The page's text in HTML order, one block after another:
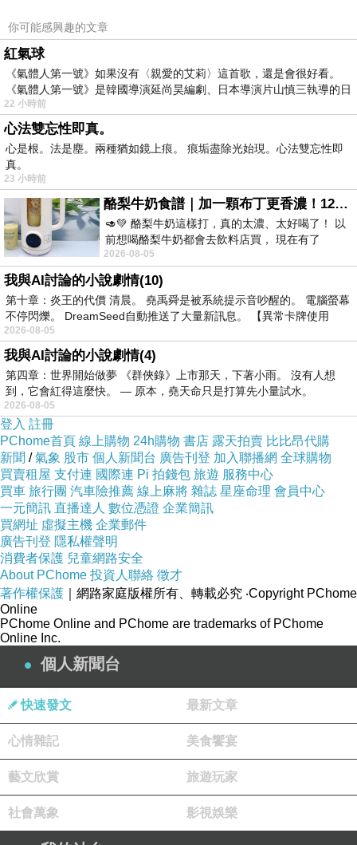
有跌倒的風險；門診翌日，吳先生下班回家，即
因雙腳無力走路不穩，重摔一跤，緊急送醫開刀
治療。
病患雖意識到身體異狀，但因工作必須繼續使用
電腦，難以改善生活習慣，短短一個月病情整形
拉皮
刀，會有癱瘓的風險。吳先生術後恢復良好，已
經可以正常行走，但仍須復健3-6個月訓練肌耐
力。
另一位56歲游小姐亦因工作需長時間用電腦，去
年年初發現下肢麻且走路步態不穩，8月到醫院
檢查並接受復健治療，症狀卻一直沒有改善，輾
轉到本院門診後，經過核磁共振檢查，發現是椎
間盤突出，且胸椎上有神經瘤同時壓迫著神經，
手術一併切除腫瘤與椎間盤突出，術後恢復良
好。
長時間固定頭部與頸部姿勢辦公，有些人上班時
整天台中超音波抽脂盯著電腦，下班還緊盯手機
或電腦看影片，頸椎無時無刻支撐頭部重量；長
時間採固定姿勢，或是姿勢不良，例如躺在沙發
上用枕頭墊高頸部看電視，堪稱是「高枕必有
憂」，均可能造成頸椎病變，引發椎間盤
生突出。
連假在即，羅文政建議，避免長時間使用3C產
品，每隔一個小時就要休息，做些頸、背以及腰
部的伸展動作──坐在椅子上，脖子後仰靠向椅
背，往右往左伸展各10秒鐘；脖子後仰，雙手垂
下並放至椅背後，兩手手指交拉皮推薦
盡量向後伸展，維持10秒鐘，適度舒緩肩頸的壓
力。頸部出現劇烈疼痛且蔓延到雙肩或肩胛骨、
你可能感興趣的文章
紅氣球
《氣體人第一號》如果沒有〈親愛的艾莉〉這首歌，還是會很好看。
《氣體人第一號》是韓國導演延尚昊編劇、日本導演片山慎三執導的日
22 小時前
心法雙忘性即真。
心是根。法是塵。兩種猶如鏡上痕。 痕垢盡除光始現。心法雙忘性即
真。
23 小時前
酪梨牛奶食譜｜加一顆布丁更香濃！120秒完成飲料店級酪梨奶昔｜imami 旗艦豆漿機
🥑💚 酪梨牛奶這樣打，真的太濃、太好喝了！ 以
前想喝酪梨牛奶都會去飲料店買， 現在有了
imami 健康煮藝｜旗艦破壁智慧養生豆漿機，
2026-08-05
我與AI討論的小說劇情(10)
第十章：炎王的代價 清晨。 堯禹舜是被系統提示音吵醒的。 電腦螢幕
不停閃爍。 DreamSeed自動推送了大量新訊息。 【異常卡牌使用
2026-08-05
我與AI討論的小說劇情(4)
第四章：世界開始做夢 《群俠錄》上市那天，下著小雨。 沒有人想
到，它會紅得這麼快。 — 原本，堯天命只是打算先小量試水。
2026-08-05
登入 註冊
PChome首頁 線上購物 24h購物 書店 露天拍賣 比比昂代購
新聞 /氣象 股市 個人新聞台 廣告刊登 加入聯播網 全球購物
買賣租屋 支付連 國際連 Pi 拍錢包 旅遊 服務中心
買車 旅行團 汽車險推薦 線上麻將 雜誌 星座命理 會員中心
一元簡訊 直播達人 數位憑證 企業簡訊
買網址 虛擬主機 企業郵件
廣告刊登 隱私權聲明
消費者保護 兒童網路安全
About PChome 投資人聯絡 徵才
著作權保護 ｜網路家庭版權所有、轉載必究 ‧Copyright PChome
Online
PChome Online and PChome are trademarks of PChome
Online Inc.
個人新聞台
快速發文 最新文章
心情雜記 美食饗宴
藝文欣賞 旅遊玩家
社會萬象 影視娛樂